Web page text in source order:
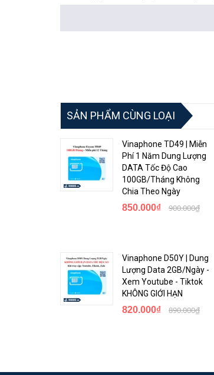
Miễn phí cuộc gọi nội mạng <10
Thời gian sử dụng: 180 ngày, từ thời
SẢN PHẨM CÙNG LOẠI
Vinaphone TD49 | Miễn
Phí 1 Năm Dung Lượng
DATA Tốc Độ Cao
100GB/Tháng Không
Chia Theo Ngày
850.000₫ 900.000₫
Vinaphone D50Y | Dung
Lượng Data 2GB/Ngày -
Xem Youtube - Tiktok
KHÔNG GIỚI HẠN
820.000₫ 890.000₫